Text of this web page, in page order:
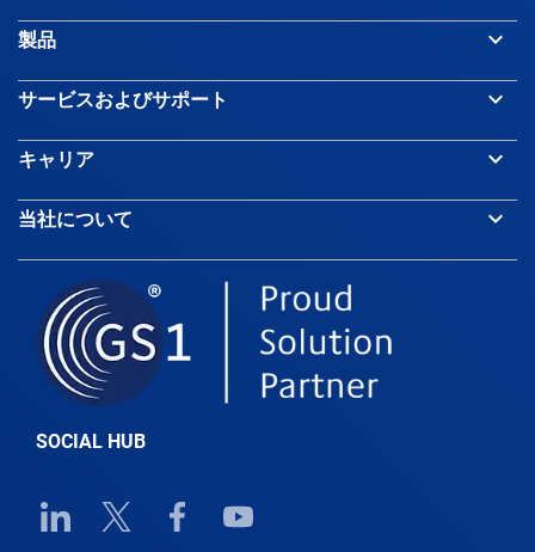
Bangladesh
Barbados
Belgium
Belize
製品 keyboard_arrow_down
サービスおよびサポート keyboard_arrow_down
キャリア keyboard_arrow_down
当社について keyboard_arrow_down
SOCIAL HUB
Linkedin URL link
Twitter URL linkFacebook URL link
Youtube URL link